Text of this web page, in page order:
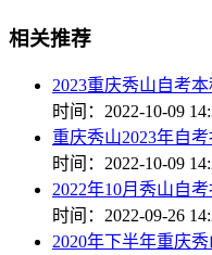
相关推荐
2023重庆秀山自考
时间：2022-10-09
重庆秀山2023年自
时间：2022-10-09
2022年10月秀山自
时间：2022-09-26
2020年下半年重庆